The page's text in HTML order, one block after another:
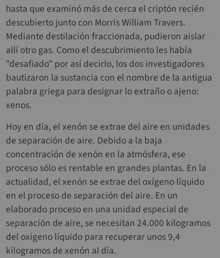
hasta que examinó más de cerca el criptón recién
descubierto junto con Morris William Travers.
Mediante destilación fraccionada, pudieron aislar
allí otro gas. Como el descubrimiento les había
"desafiado" por así decirlo, los dos investigadores
bautizaron la sustancia con el nombre de la antigua
palabra griega para designar lo extraño o ajeno:
xenos.
Hoy en día, el xenón se extrae del aire en unidades
de separación de aire. Debido a la baja
concentración de xenón en la atmósfera, ese
proceso sólo es rentable en grandes plantas. En la
actualidad, el xenón se extrae del oxígeno líquido
en el proceso de separación del aire. En un
elaborado proceso en una unidad especial de
separación de aire, se necesitan 24.000 kilogramos
del oxígeno líquido para recuperar unos 9,4
kilogramos de xenón al día.